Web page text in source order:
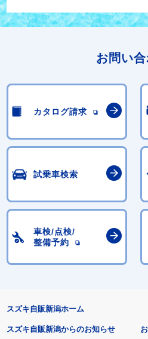
お問い
カタログ請求
試乗車検索
車検/点検/
整備予約
スズキ自販新潟ホーム
スズキ自販新潟からのお知らせ